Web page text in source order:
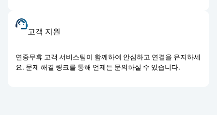
고객 지원
연중무휴 고객 서비스팀이 함께하여 안심하고 연결을 유지하세
요. 문제 해결 링크를 통해 언제든 문의하실 수 있습니다.